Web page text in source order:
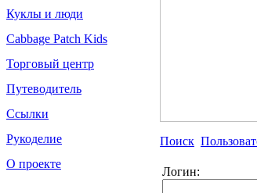
Куклы и люди
Cabbage Patch Kids
Торговый центр
Путеводитель
Ссылки
Рукоделие
О проекте
Поиск
Логин: